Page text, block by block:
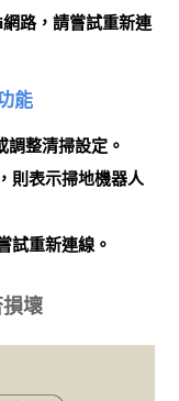
路，請嘗試重新連
能
調整清掃設定 。
則表示掃地機器人
試重新連線。
壞